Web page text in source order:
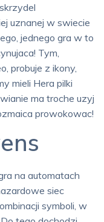
uznanej w swiecie
jednego gra w to
Tym,
probuje z ikony,
mieli Hera pilki
ma troche uzyj
prowokowac!
na automatach
siec
symboli, w